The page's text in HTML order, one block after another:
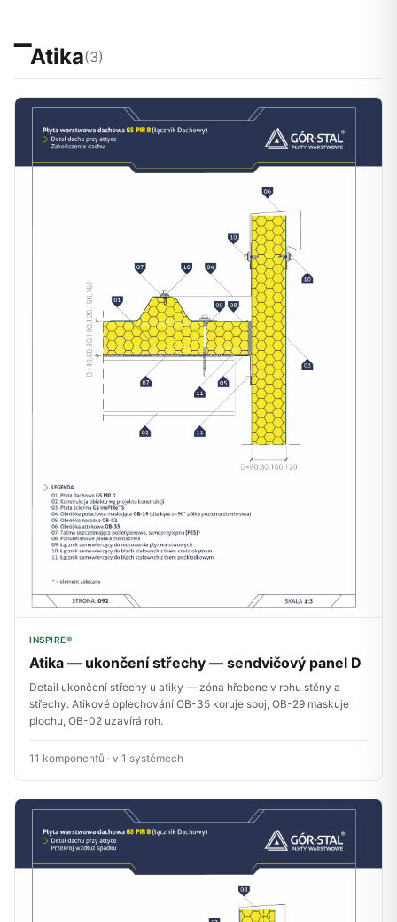
Atika(3)
INSPIRE®
Atika — ukončení střechy — sendvičový panel D
Detail ukončení střechy u atiky — zóna hřebene v rohu stěny a
střechy. Atikové oplechování OB-35 koruje spoj, OB-29 maskuje
plochu, OB-02 uzavírá roh.
11 komponentů · v 1 systémech